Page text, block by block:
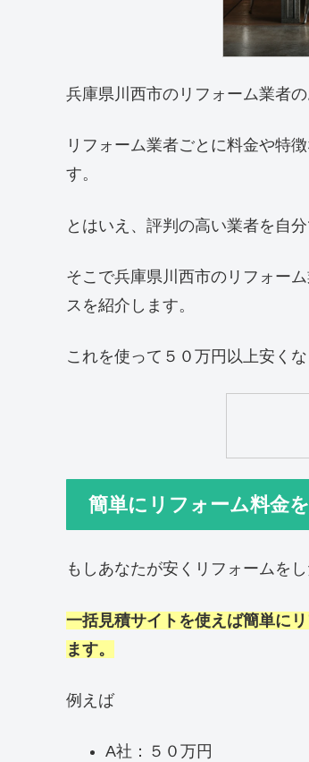
兵庫県川西市のリフォーム業者
リフォーム業者ごとに料金や特
す。
とはいえ、評判の高い業者を自
そこで兵庫県川西市のリフォー
スを紹介します。
これを使って５０万円以上安く
簡単にリフォーム料金
もしあなたが安くリフォームを
一括見積サイトを使えば簡単に
ます。
例えば
A社：５０万円